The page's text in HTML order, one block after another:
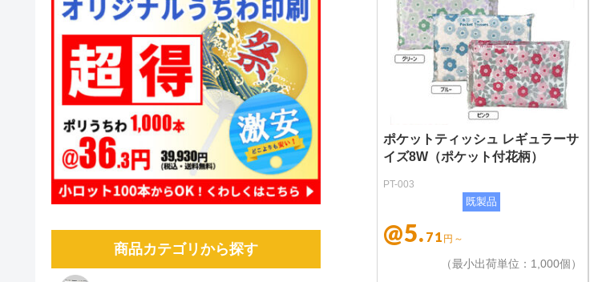
ポケットティッシュ レギュラーサ
イズ8W（ポケット付花柄）
PT-003
既製品
@5. 71 円～
（最小出荷単位：1,000個）
商品カテゴリから探す